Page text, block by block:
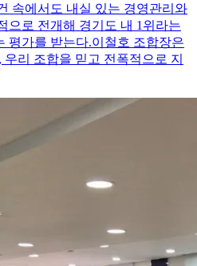
속에서도 내실 있는 경영관리와
으로 전개해 경기도 내 1위라는
평가를 받는다.이철호 조합장은
리 조합을 믿고 전폭적으로 지